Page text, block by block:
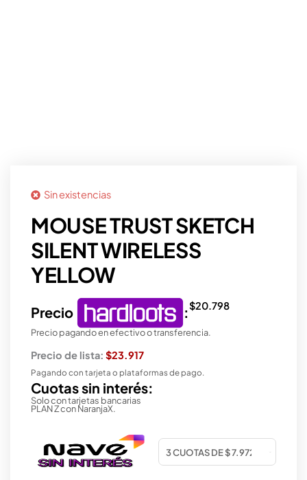
Sin existencias
MOUSE TRUST SKETCH
SILENT WIRELESS
YELLOW
Precio :$20.798
Precio pagando en efectivo o transferencia.
Precio de lista: $23.917
Pagando con tarjeta o plataformas de pago.
Cuotas sin interés:
Solo con tarjetas bancarias
PLAN Z con NaranjaX.